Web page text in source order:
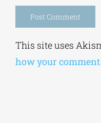
This site uses
how your comment